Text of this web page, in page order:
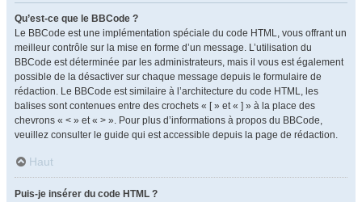
Qu’est-ce que le BBCode ?
Le BBCode est une implémentation spéciale du code HTML, vous offrant un
meilleur contrôle sur la mise en forme d’un message. L’utilisation du
BBCode est déterminée par les administrateurs, mais il vous est également
possible de la désactiver sur chaque message depuis le formulaire de
rédaction. Le BBCode est similaire à l’architecture du code HTML, les
balises sont contenues entre des crochets « [ » et « ] » à la place des
chevrons « < » et « > ». Pour plus d’informations à propos du BBCode,
veuillez consulter le guide qui est accessible depuis la page de rédaction.
Haut
Puis-je insérer du code HTML ?